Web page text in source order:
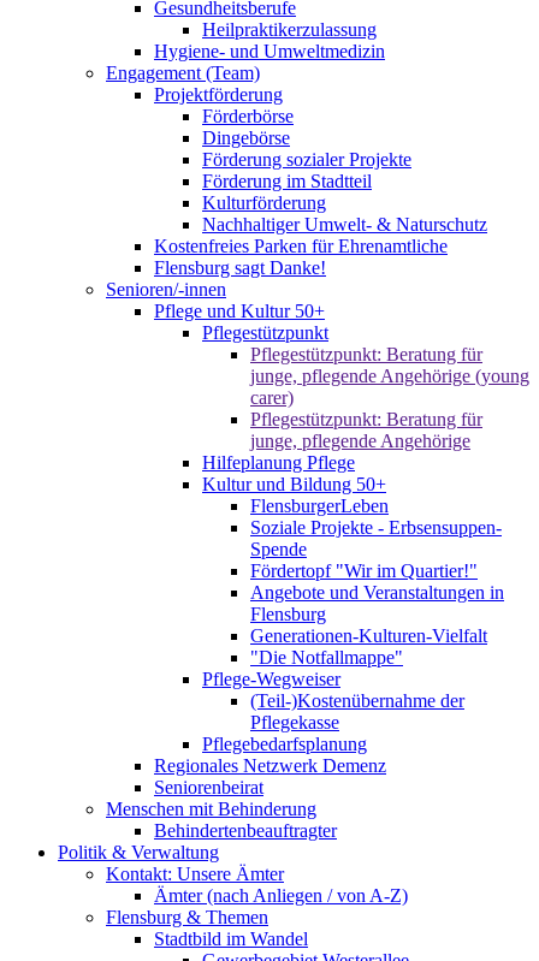
Gesundheitsberufe
Heilpraktikerzulassung
Hygiene- und Umweltmedizin
Engagement (Team)
Projektförderung
Förderbörse
Dingebörse
Förderung sozialer Projekte
Förderung im Stadtteil
Kulturförderung
Nachhaltiger Umwelt- & Naturschutz
Kostenfreies Parken für Ehrenamtliche
Flensburg sagt Danke!
Senioren/-innen
Pflege und Kultur 50+
Pflegestützpunkt
Pflegestützpunkt: Beratung für
junge, pflegende Angehörige (young
carer)
Pflegestützpunkt: Beratung für
junge, pflegende Angehörige
Hilfeplanung Pflege
Kultur und Bildung 50+
FlensburgerLeben
Soziale Projekte - Erbsensuppen-
Spende
Fördertopf "Wir im Quartier!"
Angebote und Veranstaltungen in
Flensburg
Generationen-Kulturen-Vielfalt
"Die Notfallmappe"
Pflege-Wegweiser
(Teil-)Kostenübernahme der
Pflegekasse
Pflegebedarfsplanung
Regionales Netzwerk Demenz
Seniorenbeirat
Menschen mit Behinderung
Behindertenbeauftragter
Politik & Verwaltung
Kontakt: Unsere Ämter
Ämter (nach Anliegen / von A-Z)
Flensburg & Themen
Stadtbild im Wandel